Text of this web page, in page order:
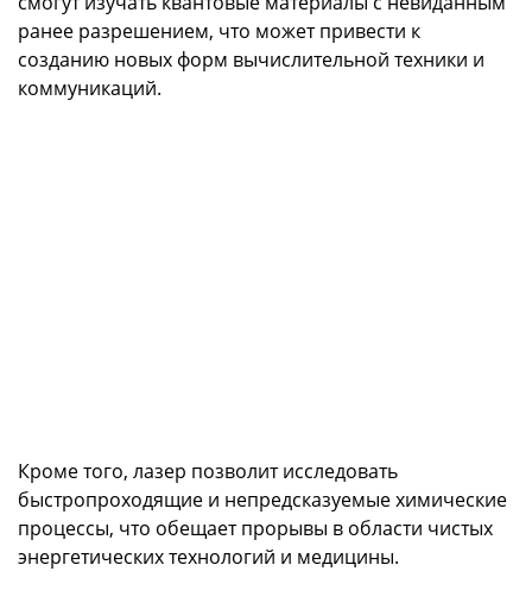
ранее разрешением, что может привести к
созданию новых форм вычислительной техники и
коммуникаций.
Кроме того, лазер позволит исследовать
быстропроходящие и непредсказуемые химические
процессы, что обещает прорывы в области чистых
энергетических технологий и медицины.